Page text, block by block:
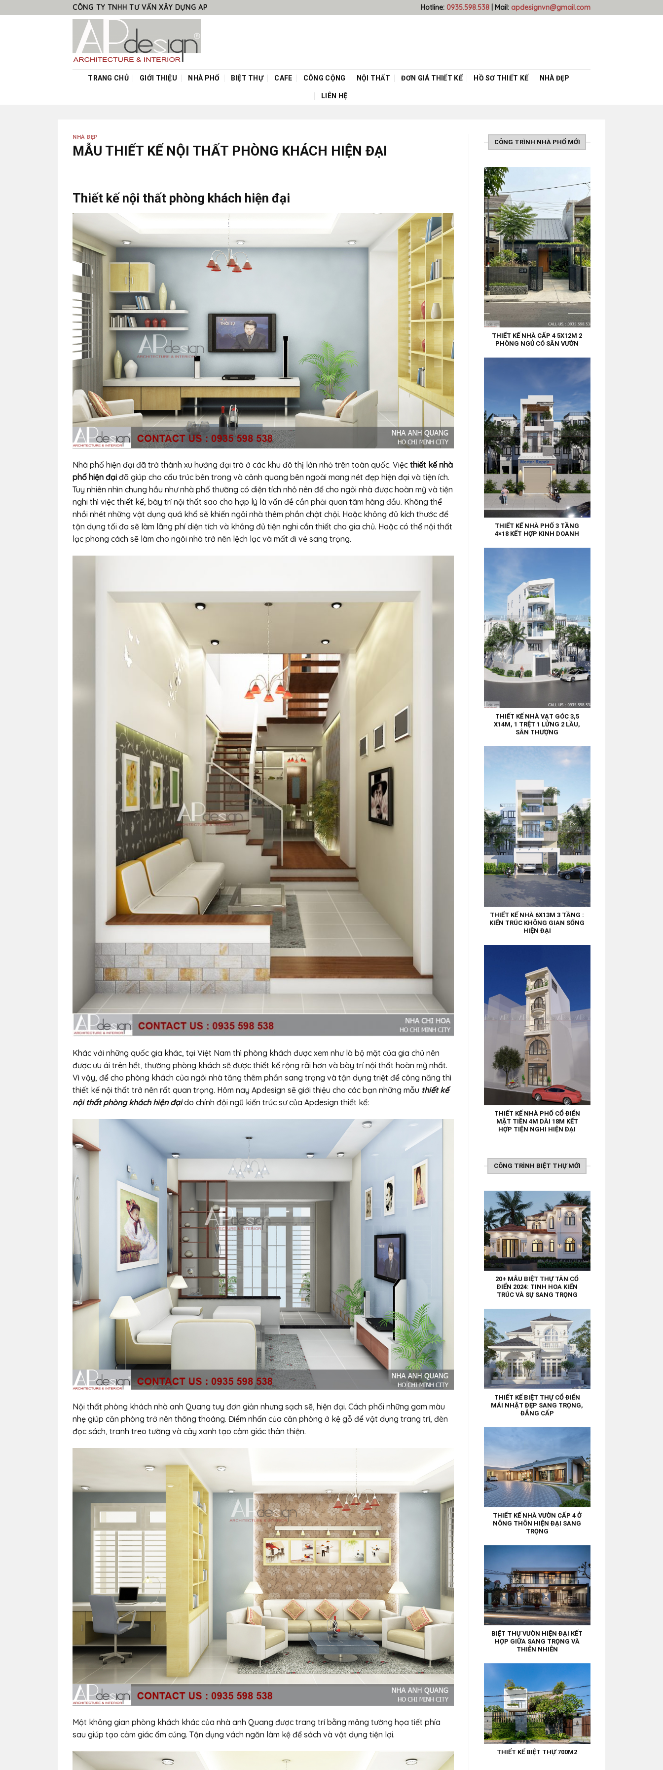
to
CÔNG TY TNHH TƯ VẤN XÂY DỰNG AP Hotline: 0935.598.538| Mail: apdesignvn@gmail.com
TRANG CHỦ GIỚI THIỆU NHÀ PHỐ BIỆT THỰ CAFE CÔNG CỘNG NỘI THẤT ĐƠN GIÁ THIẾT KẾ HỒ SƠ THIẾT KẾ NHÀ ĐẸP
LIÊN HỆ
NHÀ ĐẸP
MẪU THIẾT KẾ NỘI THẤT PHÒNG KHÁCH HIỆN ĐẠI
Thiết kế nội thất phòng khách hiện đại
Nhà phố hiện đại đã trở thành xu hướng đại trà ở các khu đô thị lớn nhỏ trên toàn quốc. Việc thiết kế nhà
phố hiện đại đã giúp cho cấu trúc bên trong và cảnh quang bên ngoài mang nét đẹp hiện đại và tiện ích.
Tuy nhiên nhìn chung hầu như nhà phố thường có diện tích nhỏ nên để cho ngôi nhà được hoàn mỹ và tiện
nghi thì việc thiết kế, bày trí nội thất sao cho hợp lý là vấn đề cần phải quan tâm hàng đầu. Không thể
nhồi nhét những vật dụng quá khổ sẽ khiến ngôi nhà thêm phần chật chội. Hoặc không đủ kích thước để
tận dụng tối đa sẽ làm lãng phí diện tích và không đủ tiện nghi cần thiết cho gia chủ. Hoặc có thể nội thất
lạc phong cách sẽ làm cho ngôi nhà trở nên lệch lạc và mất đi vẻ sang trọng.
Khác với những quốc gia khác, tại Việt Nam thì phòng khách được xem như là bộ mặt của gia chủ nên
được ưu ái trên hết, thường phòng khách sẽ được thiết kế rộng rãi hơn và bày trí nội thất hoàn mỹ nhất.
Vì vậy, để cho phòng khách của ngôi nhà tăng thêm phần sang trọng và tận dụng triệt để công năng thì
thiết kế nội thất trở nên rất quan trọng. Hôm nay Apdesign sẽ giới thiệu cho các bạn những mẫu thiết kế
nội thất phòng khách hiện đạido chính đội ngũ kiến trúc sư của Apdesign thiết kế:
Nội thất phòng khách nhà anh Quang tuy đơn giản nhưng sạch sẽ, hiện đại. Cách phối những gam màu
nhẹ giúp căn phòng trở nên thông thoáng. Điểm nhấn của căn phòng ở kệ gỗ để vật dụng trang trí, đèn
đọc sách, tranh treo tường và cây xanh tạo cảm giác thân thiện.
Một không gian phòng khách khác của nhà anh Quang được trang trí bằng mảng tường họa tiết phía
sau giúp tạo cảm giác ấm cúng. Tận dụng vách ngăn làm kệ để sách và vật dụng tiện lợi.
CÔNG TRÌNH NHÀ PHỐ MỚI
THIẾT KẾ NHÀ CẤP 4 5X12M 2
PHÒNG NGỦ CÓ SÂN VƯỜN
THIẾT KẾ NHÀ PHỐ 3 TẦNG
4×18 KẾT HỢP KINH DOANH
THIẾT KẾ NHÀ VẠT GÓC 3,5
X14M, 1 TRỆT 1 LỬNG 2 LẦU,
SÂN THƯỢNG
THIẾT KẾ NHÀ 6X13M 3 TẦNG :
KIẾN TRÚC KHÔNG GIAN SỐNG
HIỆN ĐẠI
THIẾT KẾ NHÀ PHỐ CỔ ĐIỂN
MẶT TIỀN 4M DÀI 18M KẾT
HỢP TIỆN NGHI HIỆN ĐẠI
CÔNG TRÌNH BIỆT THỰ MỚI
20+ MẪU BIỆT THỰ TÂN CỔ
ĐIỂN 2024: TINH HOA KIẾN
TRÚC VÀ SỰ SANG TRỌNG
THIẾT KẾ BIỆT THỰ CỔ ĐIỂN
MÁI NHẬT ĐẸP SANG TRỌNG,
ĐẲNG CẤP
THIẾT KẾ NHÀ VƯỜN CẤP 4 Ở
NÔNG THÔN HIỆN ĐẠI SANG
TRỌNG
BIỆT THỰ VƯỜN HIỆN ĐẠI KẾT
HỢP GIỮA SANG TRỌNG VÀ
THIÊN NHIÊN
THIẾT KẾ BIỆT THỰ 700M2